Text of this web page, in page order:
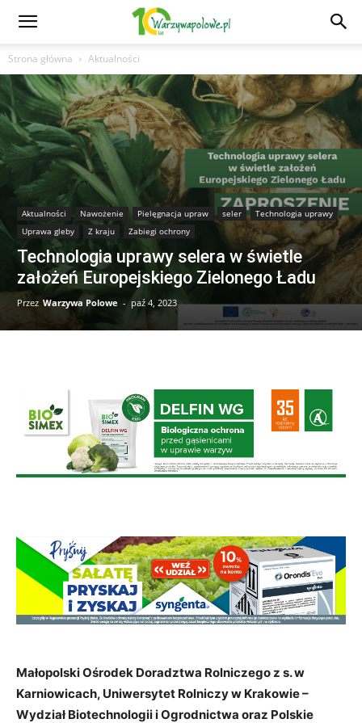
Strona główna Aktualności
Aktualności Nawożenie Pielęgnacja upraw seler
Technologia uprawy
Uprawa gleby
Z kraju Zabiegi ochrony
Technologia uprawy selera w świetle
założeń Europejskiego Zielonego Ładu
Przez Warzywa Polowe - paź 4, 2023
Małopolski Ośrodek Doradztwa Rolniczego z s. w
Karniowicach, Uniwersytet Rolniczy w Krakowie –
Wydział Biotechnologii i Ogrodnictwa oraz Polskie